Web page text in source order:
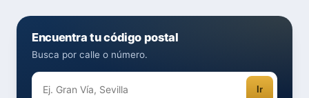
Encuentra tu código postal
Busca por calle o número.
Ir